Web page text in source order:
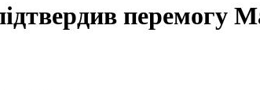
перемогу